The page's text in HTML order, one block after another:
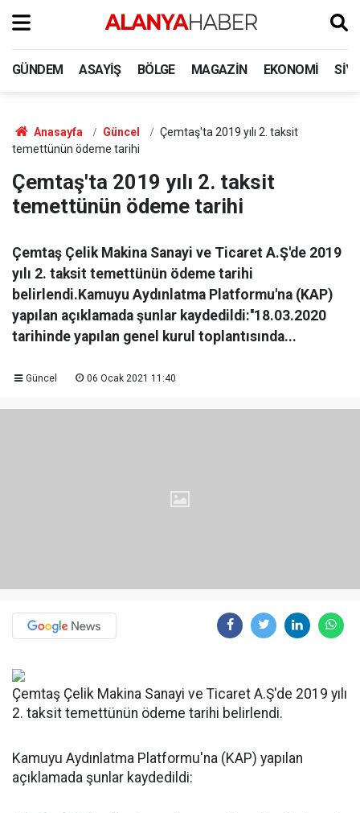
GÜNDEM ASAYIŞ BÖLGE MAGAZIN EKONOMI
Anasayfa Güncel
Çemtaş'ta 2019 yılı 2. taksit
temettünün ödeme tarihi
Çemtaş'ta 2019 yılı 2. taksit
temettünün ödeme tarihi
Çemtaş Çelik Makina Sanayi ve Ticaret A.Ş'de 2019
yılı 2. taksit temettünün ödeme tarihi
belirlendi.Kamuyu Aydınlatma Platformu'na (KAP)
yapılan açıklamada şunlar kaydedildi:''18.03.2020
tarihinde yapılan genel kurul toplantısında...
Güncel 06 Ocak 2021 11:40
Çemtaş Çelik Makina Sanayi ve Ticaret A.Ş'de 2019 yılı
2. taksit temettünün ödeme tarihi belirlendi.
Kamuyu Aydınlatma Platformu'na (KAP) yapılan
açıklamada şunlar kaydedildi: